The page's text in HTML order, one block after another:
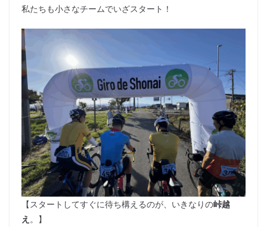
私たちも小さなチームでいざスタート！
【スタートしてすぐに待ち構えるのが、いきなりの峠越
え 。】